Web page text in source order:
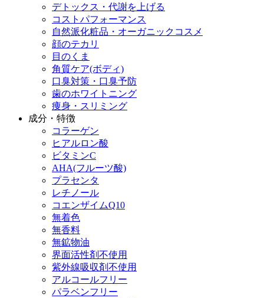
デトックス・代謝を上げる
コストパフォーマンス
自然派化粧品・オーガニックコスメ
顔のテカリ
目のくま
角質ケア(ボディ)
口臭対策・口臭予防
歯のホワイトニング
痩身・スリミング
成分・特徴
コラーゲン
ヒアルロン酸
ビタミンC
AHA(フルーツ酸)
プラセンタ
レチノール
コエンザイムQ10
無着色
無香料
無鉱物油
界面活性剤不使用
紫外線吸収剤不使用
アルコールフリー
パラベンフリー